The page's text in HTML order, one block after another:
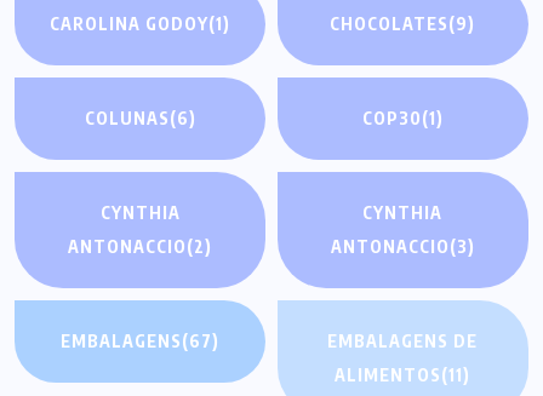
CAROLINA GODOY(1) CHOCOLATES(9)
COLUNAS(6) COP30(1)
CYNTHIA
ANTONACCIO(2)
CYNTHIA
ANTONACCIO(3)
EMBALAGENS(67)
EMBALAGENS DE
ALIMENTOS(11)